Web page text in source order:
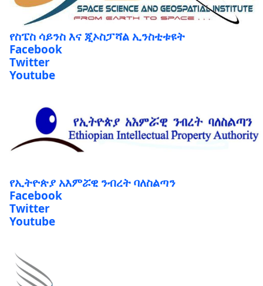
የስፔስ ሳይንስ እና ጂኦስፓሻል ኢንስቲቱዩት
Facebook
Twitter
Youtube
የኢትዮጵያ አእምሯዊ ንብረት ባለስልጣን
Facebook
Twitter
Youtube